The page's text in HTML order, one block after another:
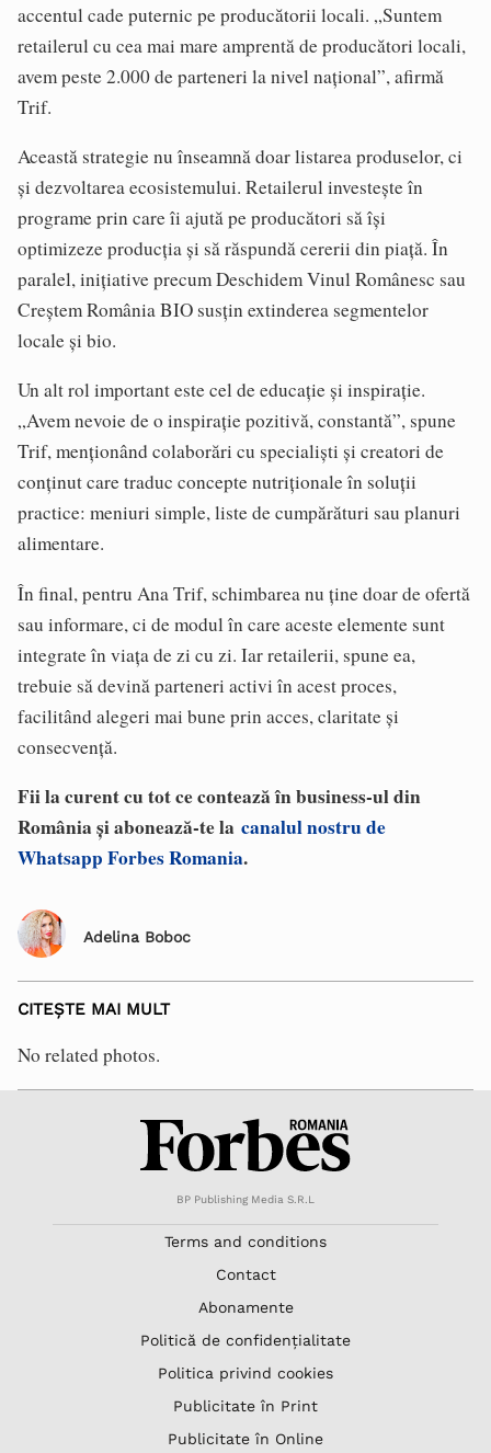
accentul cade puternic pe producătorii locali. „Suntem
retailerul cu cea mai mare amprentă de producători locali,
avem peste 2.000 de parteneri la nivel național”, afirmă
Trif.
Această strategie nu înseamnă doar listarea produselor, ci
și dezvoltarea ecosistemului. Retailerul investește în
programe prin care îi ajută pe producători să își
optimizeze producția și să răspundă cererii din piață. În
paralel, inițiative precum Deschidem Vinul Românesc sau
Creștem România BIO susțin extinderea segmentelor
locale și bio.
Un alt rol important este cel de educație și inspirație.
„Avem nevoie de o inspirație pozitivă, constantă”, spune
Trif, menționând colaborări cu specialiști și creatori de
conținut care traduc concepte nutriționale în soluții
practice: meniuri simple, liste de cumpărături sau planuri
alimentare.
În final, pentru Ana Trif, schimbarea nu ține doar de ofertă
sau informare, ci de modul în care aceste elemente sunt
integrate în viața de zi cu zi. Iar retailerii, spune ea,
trebuie să devină parteneri activi în acest proces,
facilitând alegeri mai bune prin acces, claritate și
consecvență.
Fii la curent cu tot ce contează în business-ul din
România și abonează-te la canalul nostru de
Whatsapp Forbes Romania.
Adelina Boboc
CITEȘTE MAI MULT
No related photos.
BP Publishing Media S.R.L
Terms and conditions
Contact
Abonamente
Politică de confidențialitate
Politica privind cookies
Publicitate în Print
Publicitate în Online